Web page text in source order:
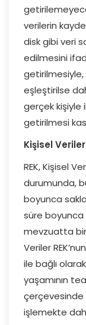
verilerin
disk gibi veri
edilmesini
getirilmesiyle,
eşleştirilse
gerçek kişiyle
getirilmesi
Kişisel
REK, Kişisel
durumunda,
boyunca
süre boyunca
mevzuatta
Veriler
ile bağlı
yaşamının
çerçevesinde
işlemekte